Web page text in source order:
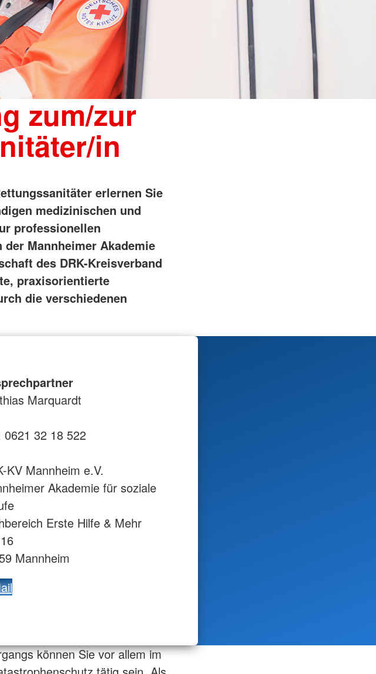
Tafelläden
Tafelmobil
kann helfen
zum/zur
in
erlernen Sie
medizinischen und
professionellen
Mannheimer Akademie
des DRK-Kreisverband
praxisorientierte
die verschiedenen
Marquardt
0621 32 18 522
KV Mannheim e.V.
Akademie für soziale
Erste Hilfe & Mehr
Mannheim
können Sie vor allem im